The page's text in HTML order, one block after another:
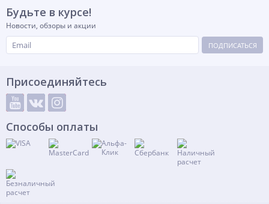
Будьте в курсе!
Новости, обзоры и акции
ПОДПИСАТЬСЯ
Присоединяйтесь
Способы оплаты